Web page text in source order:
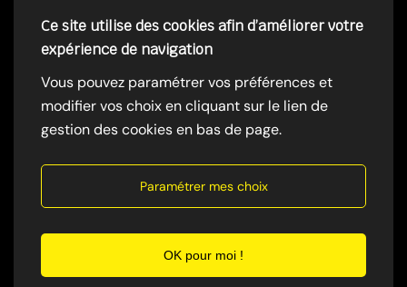
Ce site utilise des cookies afin d’améliorer votre
expérience de navigation
Vous pouvez paramétrer vos préférences et
modifier vos choix en cliquant sur le lien de
gestion des cookies en bas de page.
Paramétrer mes choix
OK pour moi !